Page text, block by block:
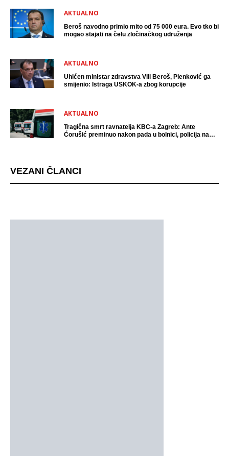
AKTUALNO
Beroš navodno primio mito od 75 000 eura. Evo tko bi
mogao stajati na čelu zločinačkog udruženja
AKTUALNO
Uhićen ministar zdravstva Vili Beroš, Plenković ga
smijenio: Istraga USKOK-a zbog korupcije
AKTUALNO
Tragična smrt ravnatelja KBC-a Zagreb: Ante
Ćorušić preminuo nakon pada u bolnici, policija na
VEZANI ČLANCI